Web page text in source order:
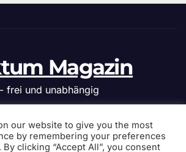
Magazin
- frei und unabhängig
von WordPress|Theme: News Click von
our website to give you the most
by remembering your preferences
clicking “Accept All”, you consent